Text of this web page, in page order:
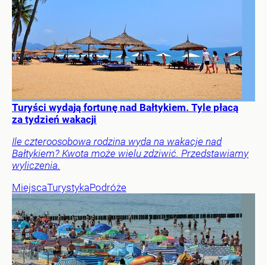
Turyści wydają fortunę nad Bałtykiem. Tyle płacą
za tydzień wakacji
Ile czteroosobowa rodzina wyda na wakacje nad
Bałtykiem? Kwota może wielu zdziwić. Przedstawiamy
wyliczenia.
MiejscaTurystykaPodróże